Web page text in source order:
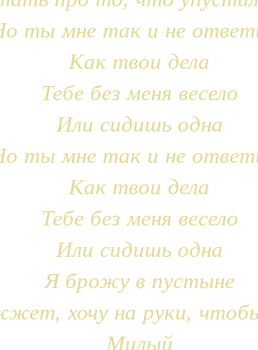
ты мне так и не
Как твои дела
Тебе без меня весело
Или сидишь одна
ты мне так и не
Как твои дела
Тебе без меня весело
Или сидишь одна
Я брожу в пустыне
хочу на руки,
Милый